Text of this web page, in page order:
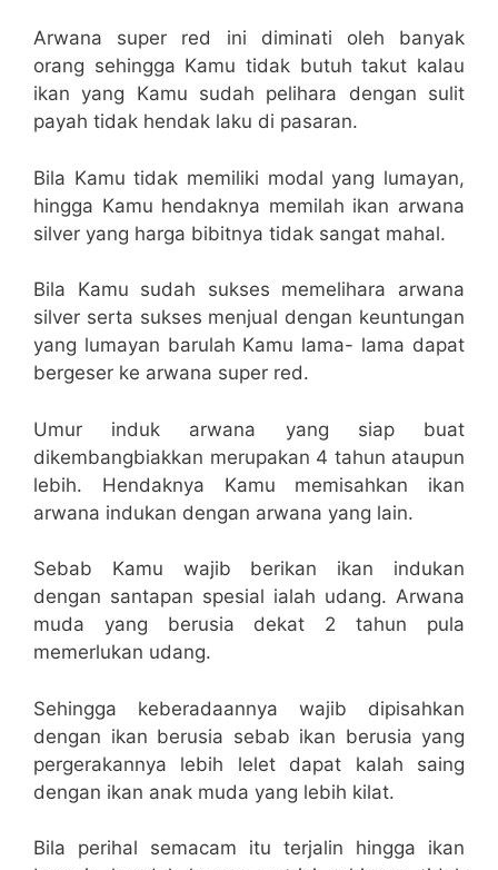
Arwana super red ini diminati oleh banyak
orang sehingga Kamu tidak butuh takut kalau
ikan yang Kamu sudah pelihara dengan sulit
payah tidak hendak laku di pasaran.
Bila Kamu tidak memiliki modal yang lumayan,
hingga Kamu hendaknya memilah ikan arwana
silver yang harga bibitnya tidak sangat mahal.
Bila Kamu sudah sukses memelihara arwana
silver serta sukses menjual dengan keuntungan
yang lumayan barulah Kamu lama- lama dapat
bergeser ke arwana super red.
Umur induk arwana yang siap buat
dikembangbiakkan merupakan 4 tahun ataupun
lebih. Hendaknya Kamu memisahkan ikan
arwana indukan dengan arwana yang lain.
Sebab Kamu wajib berikan ikan indukan
dengan santapan spesial ialah udang. Arwana
muda yang berusia dekat 2 tahun pula
memerlukan udang.
Sehingga keberadaannya wajib dipisahkan
dengan ikan berusia sebab ikan berusia yang
pergerakannya lebih lelet dapat kalah saing
dengan ikan anak muda yang lebih kilat.
Bila perihal semacam itu terjalin hingga ikan